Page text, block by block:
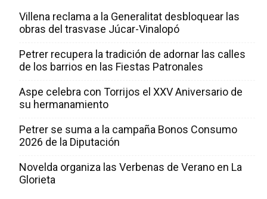
Villena reclama a la Generalitat desbloquear las
obras del trasvase Júcar-Vinalopó
Petrer recupera la tradición de adornar las calles
de los barrios en las Fiestas Patronales
Aspe celebra con Torrijos el XXV Aniversario de
su hermanamiento
Petrer se suma a la campaña Bonos Consumo
2026 de la Diputación
Novelda organiza las Verbenas de Verano en La
Glorieta